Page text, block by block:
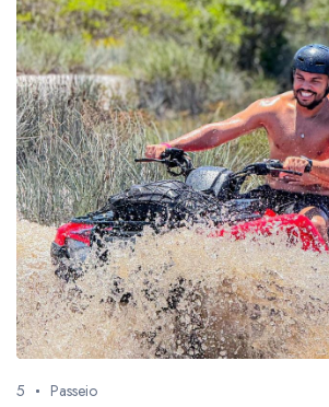
5 Passeio